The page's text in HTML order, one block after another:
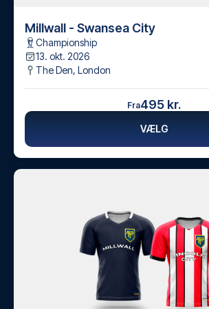
Millwall - Swansea City
Championship
13. okt. 2026
The Den, London
Fra495 kr.
VÆLG